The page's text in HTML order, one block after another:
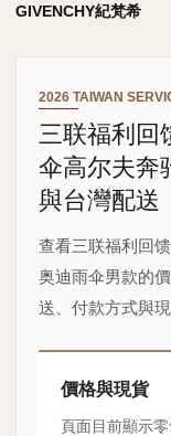
GIVENCHY紀梵希
2026 TAIWAN
三联福利回
伞高尔夫奔
與台灣配送
查看三联福利回
奥迪雨伞男款的
送、付款方式與
價格與現貨
頁面目前顯示